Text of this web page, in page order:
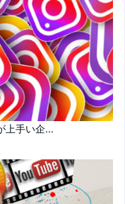
上手い企...